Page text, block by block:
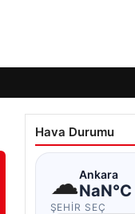
Hava Durumu
☁Ankara
NaN°C
ŞEHIR SEÇ